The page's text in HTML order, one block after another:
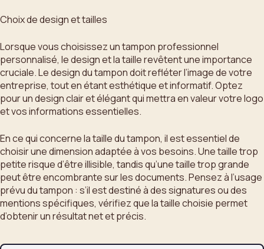
Choix de design et tailles
Lorsque vous choisissez un tampon professionnel
personnalisé, le design et la taille revêtent une importance
cruciale. Le design du tampon doit refléter l’image de votre
entreprise, tout en étant esthétique et informatif. Optez
pour un design clair et élégant qui mettra en valeur votre logo
et vos informations essentielles.
En ce qui concerne la taille du tampon, il est essentiel de
choisir une dimension adaptée à vos besoins. Une taille trop
petite risque d’être illisible, tandis qu’une taille trop grande
peut être encombrante sur les documents. Pensez à l’usage
prévu du tampon : s’il est destiné à des signatures ou des
mentions spécifiques, vérifiez que la taille choisie permet
d’obtenir un résultat net et précis.